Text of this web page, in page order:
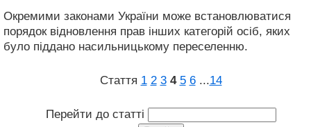
Окремими законами України може встановлюватися
порядок відновлення прав інших категорій осіб, яких
було піддано насильницькому переселенню.
Стаття 1 2 3 4 5 6 ...14
Перейти до статті